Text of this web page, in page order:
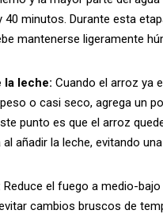
40 minutos. Durante esta
mantenerse ligeramente
la leche: Cuando el arroz ya
o casi seco, agrega un
punto es que el arroz
añadir la leche, evitando
Reduce el fuego a medio-
cambios bruscos de